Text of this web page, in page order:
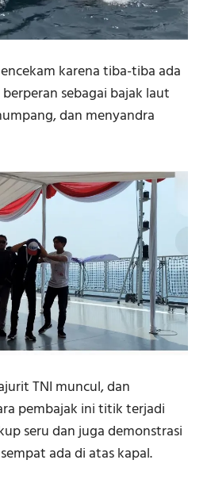
karena tiba-tiba ada
sebagai bajak laut
dan menyandra
TNI muncul, dan
pembajak ini titik terjadi
seru dan juga demonstrasi
ada di atas kapal.